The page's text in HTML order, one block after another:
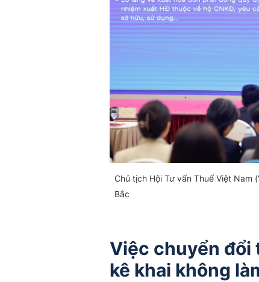
Chủ tịch Hội Tư vấn Thuế Việt Nam
Bắc
Việc chuyển đổi
kê khai không